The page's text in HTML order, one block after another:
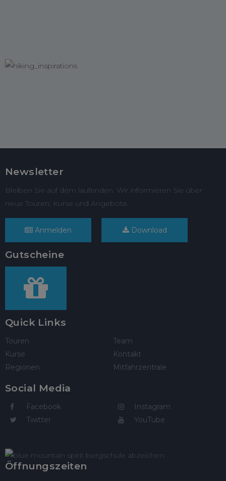
Newsletter
Bleiben Sie auf dem laufenden. Wir informieren Sie über
neue Touren, Kurse und Angebote.
Anmelden Download
Gutscheine
Quick Links
Touren
Kurse
Regionen
Team
Kontakt
Mitfahrzentrale
Social Media
Facebook
Twitter
Instagram
YouTube
Öffnungszeiten